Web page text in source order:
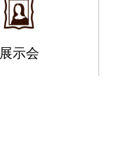
展示会